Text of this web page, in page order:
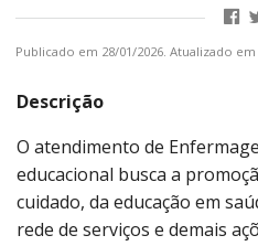
Publicado em 28/01/2026. Atualizado em
Descrição
O atendimento de
educacional busca a
cuidado, da educação em
rede de serviços e demais